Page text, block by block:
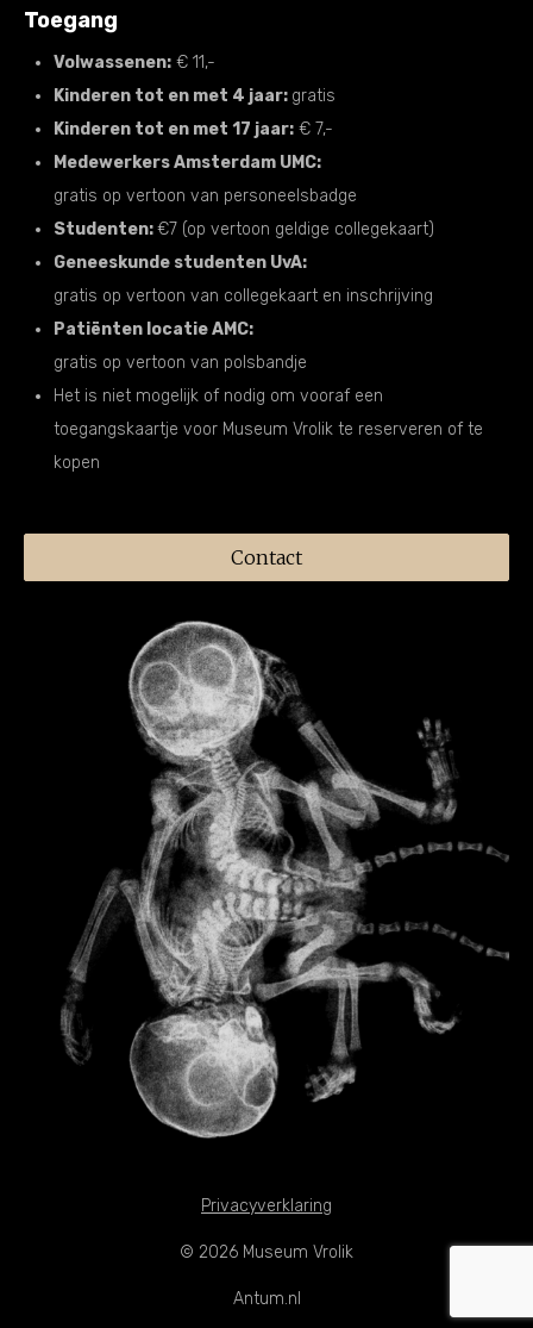
Toegang
Volwassenen: € 11,-
Kinderen tot en met 4 jaar: gratis
Kinderen tot en met 17 jaar: € 7,-
Medewerkers Amsterdam UMC:
gratis op vertoon van personeelsbadge
Studenten:€7 (op vertoon geldige collegekaart)
Geneeskunde studenten UvA:
gratis op vertoon van collegekaart en inschrijving
Patiënten locatie AMC:
gratis op vertoon van polsbandje
Het is niet mogelijk of nodig om vooraf een
toegangskaartje voor Museum Vrolik te reserveren of te
kopen
Contact
Privacyverklaring
© 2026 Museum Vrolik
Antum.nl